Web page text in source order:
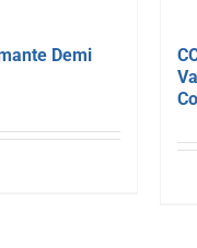
Demi